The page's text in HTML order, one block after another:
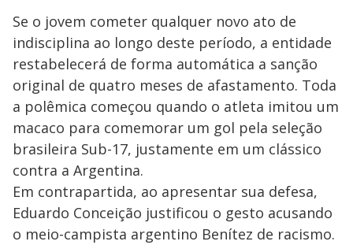
Se o jovem cometer qualquer novo ato de
indisciplina ao longo deste período, a entidade
restabelecerá de forma automática a sanção
original de quatro meses de afastamento. Toda
a polêmica começou quando o atleta imitou um
macaco para comemorar um gol pela seleção
brasileira Sub-17, justamente em um clássico
contra a Argentina.
Em contrapartida, ao apresentar sua defesa,
Eduardo Conceição justificou o gesto acusando
o meio-campista argentino Benítez de racismo.